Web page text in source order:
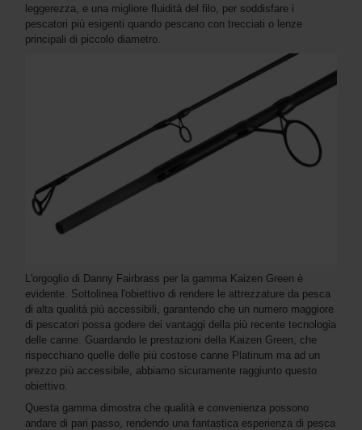
leggerezza, e una migliore fluidità del filo, per soddisfare i
pescatori più esigenti quando pescano con trecciati o lenze
principali di piccolo diametro.
L'orgoglio di Danny Fairbrass per la gamma Kaizen Green è
evidente. Sottolinea l'obiettivo di rendere le attrezzature da pesca
di alta qualità più accessibili, garantendo che un numero maggiore
di pescatori possa godere dei vantaggi della più recente tecnologia
delle canne. Guardando le prestazioni della Kaizen Green, che
rispecchiano quelle delle più costose canne Platinum ma ad un
prezzo più accessibile, abbiamo sicuramente raggiunto questo
obiettivo.
Questa gamma dimostra che qualità e convenienza possono
andare di pari passo, rendendo una fantastica esperienza di pesca